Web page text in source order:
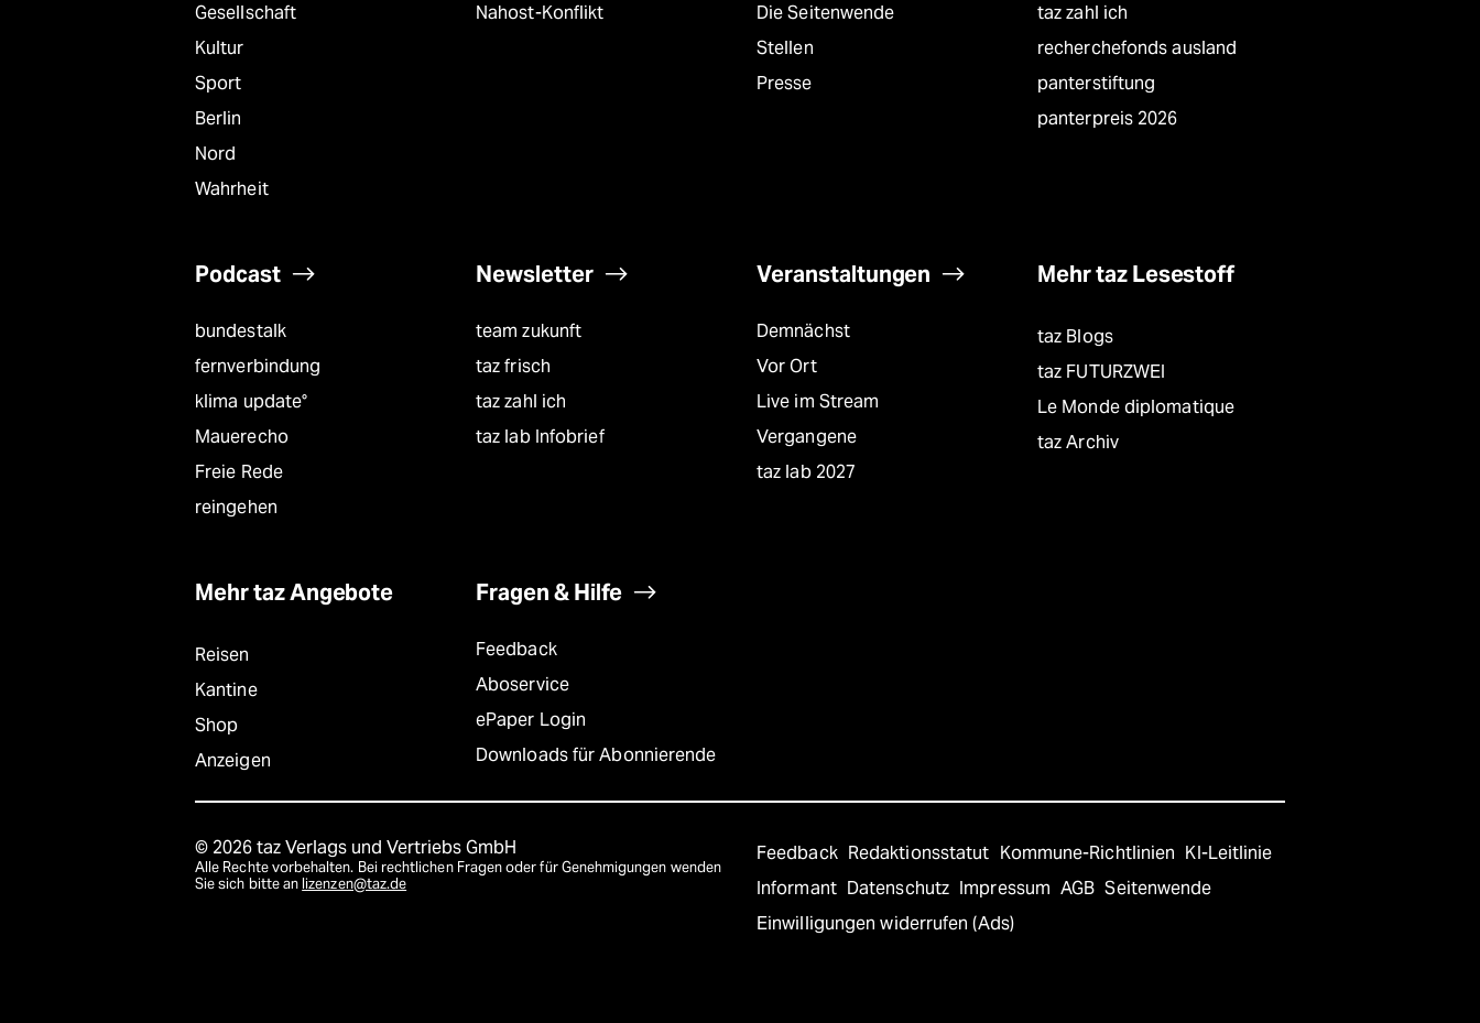
Gesellschaft
Kultur
Sport
Berlin
Nord
Wahrheit
Nahost-Konflikt
Die Seitenwende
Stellen
Presse
taz zahl ich
recherchefonds ausland
panterstiftung
panterpreis 2026
Podcast
bundestalk
fernverbindung
klima update°
Mauerecho
Freie Rede
reingehen
Newsletter
team zukunft
taz frisch
taz zahl ich
taz lab Infobrief
Veranstaltungen
Demnächst
Vor Ort
Live im Stream
Vergangene
taz lab 2027
Mehr taz Lesestoff
taz Blogs
taz FUTURZWEI
Le Monde diplomatique
taz Archiv
Mehr taz Angebote
Reisen
Kantine
Shop
Anzeigen
Fragen & Hilfe
Feedback
Aboservice
ePaper Login
Downloads für Abonnierende
© 2026 taz Verlags und Vertriebs GmbH
Alle Rechte vorbehalten. Bei rechtlichen Fragen oder für Genehmigungen wenden
Sie sich bitte an lizenzen@taz.de
Feedback Redaktionsstatut Kommune-Richtlinien KI-Leitlinie
Informant Datenschutz Impressum AGB Seitenwende
Einwilligungen widerrufen (Ads)